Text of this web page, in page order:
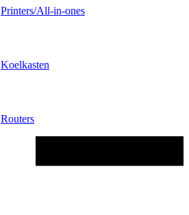
Printers/All-in-ones
Koelkasten
Routers